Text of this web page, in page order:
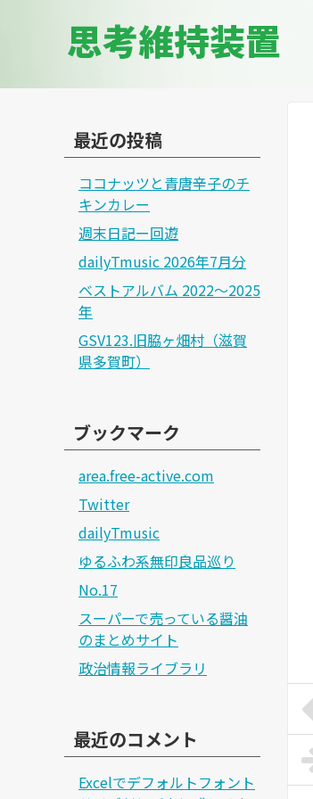
思考維持装置
最近の投稿
ココナッツと青唐辛子のチ
キンカレー
週末日記ー回遊
dailyTmusic 2026年7月分
ベストアルバム 2022～2025
年
GSV123.旧脇ヶ畑村（滋賀
県多賀町）
ブックマーク
area.free-active.com
Twitter
dailyTmusic
ゆるふわ系無印良品巡り
No.17
スーパーで売っている醤油
のまとめサイト
政治情報ライブラリ
最近のコメント
Excelでデフォルトフォント